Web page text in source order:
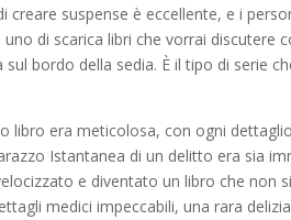
creare suspense è eccellente, e i
di scarica libri che vorrai discutere
bordo della sedia. È il tipo di serie
libro era meticolosa, con ogni
Istantanea di un delitto era sia
e diventato un libro che non
medici impeccabili, una rara